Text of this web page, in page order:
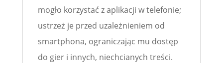
mogło korzystać z aplikacji w telefonie;
ustrzeż je przed uzależnieniem od
smartphona, ograniczając mu dostęp
do gier i innych, niechcianych treści.